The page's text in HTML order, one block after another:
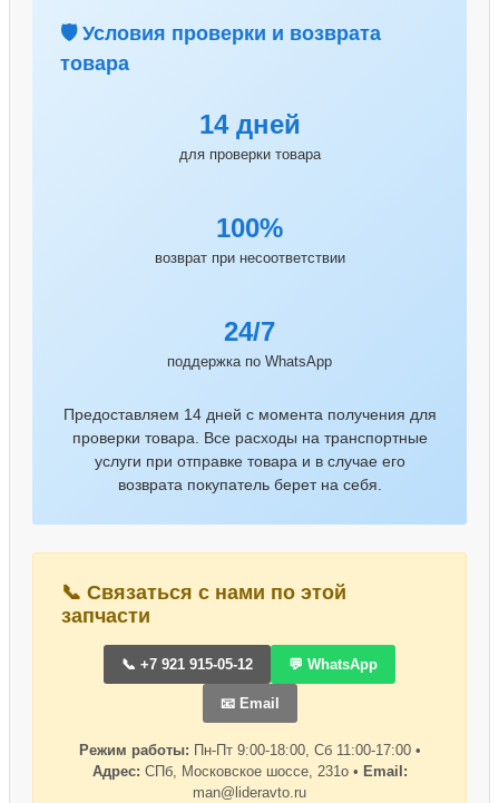
🛡️ Условия проверки и возврата
товара
14 дней
для проверки товара
100%
возврат при несоответствии
24/7
поддержка по WhatsApp
Предоставляем 14 дней с момента получения для
проверки товара. Все расходы на транспортные
услуги при отправке товара и в случае его
возврата покупатель берет на себя.
📞 Связаться с нами по этой
запчасти
📞 +7 921 915-05-12 💬 WhatsApp
📧 Email
Режим работы: Пн-Пт 9:00-18:00, Сб 11:00-17:00 •
Адрес: СПб, Московское шоссе, 231о • Email:
man@lideravto.ru